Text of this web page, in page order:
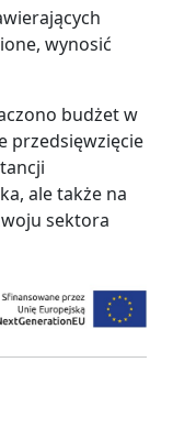
wynosić
budżet w
przedsięwzięcie
ale także na
sektora